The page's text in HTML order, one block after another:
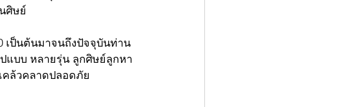
ศิษย์
เป็นต้นมาจนถึงปัจจุบันท่าน
แบบ หลายรุ่น ลูกศิษย์ลูกหา
คล้วคลาดปลอดภัย